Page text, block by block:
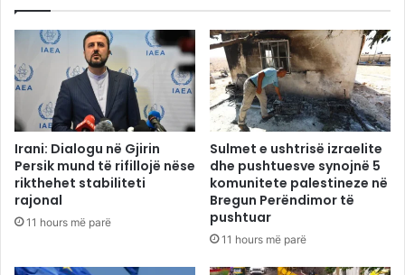
Irani: Dialogu në Gjirin
Persik mund të rifillojë nëse
rikthehet stabiliteti
rajonal
11 hours më parë
Sulmet e ushtrisë izraelite
dhe pushtuesve synojnë 5
komunitete palestineze në
Bregun Perëndimor të
pushtuar
11 hours më parë